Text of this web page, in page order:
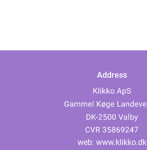
Address
web: www.klikko.dk